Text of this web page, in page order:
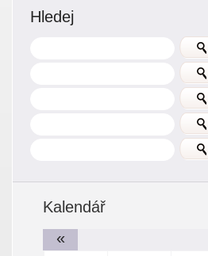
Hledej
Kalendář
«